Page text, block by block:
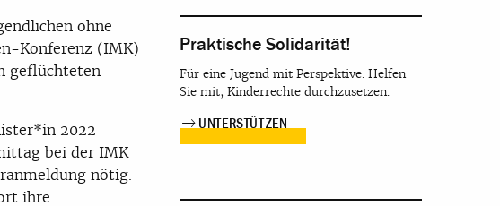
ohne
Konferenz (IMK)
geflüchteten
2022
bei der IMK
nötig.
ihre
Praktische Solidarität!
Für eine Jugend mit Perspektive. Helfen
Sie mit, Kinderrechte durchzusetzen.
UNTERSTÜTZEN